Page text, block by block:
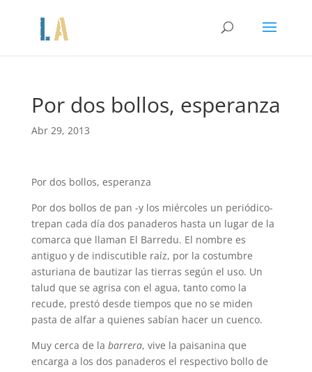
Por dos bollos, esperanza
Abr 29, 2013
Por dos bollos, esperanza
Por dos bollos de pan -y los miércoles un periódico-
trepan cada día dos panaderos hasta un lugar de la
comarca que llaman El Barredu. El nombre es
antiguo y de indiscutible raíz, por la costumbre
asturiana de bautizar las tierras según el uso. Un
talud que se agrisa con el agua, tanto como la
recude, prestó desde tiempos que no se miden
pasta de alfar a quienes sabían hacer un cuenco.
Muy cerca de la barrera, vive la paisanina que
encarga a los dos panaderos el respectivo bollo de